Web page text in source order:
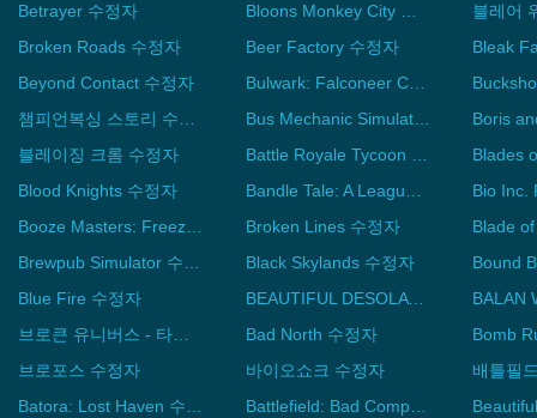
Betrayer 수정자
Bloons Monkey City 수정자
블레어
Broken Roads 수정자
Beer Factory 수정자
Beyond Contact 수정자
Bulwark: Falconeer Chronicles 수정자
챔피언복싱 스토리 수정자
Bus Mechanic Simulator 수정자
블레이징 크롬 수정자
Battle Royale Tycoon 수정자
Blades
Blood Knights 수정자
Bandle Tale: A League of Legends Story 수정자
Booze Masters: Freezing Moonshine 수정자
Broken Lines 수정자
Brewpub Simulator 수정자
Black Skylands 수정자
Bound
Blue Fire 수정자
BEAUTIFUL DESOLATION 수정자
브로큰 유니버스 - 타워 디펜스 수정자
Bad North 수정자
브로포스 수정자
바이오쇼크 수정자
배틀필
Batora: Lost Haven 수정자
Battlefield: Bad Company 2 수정자